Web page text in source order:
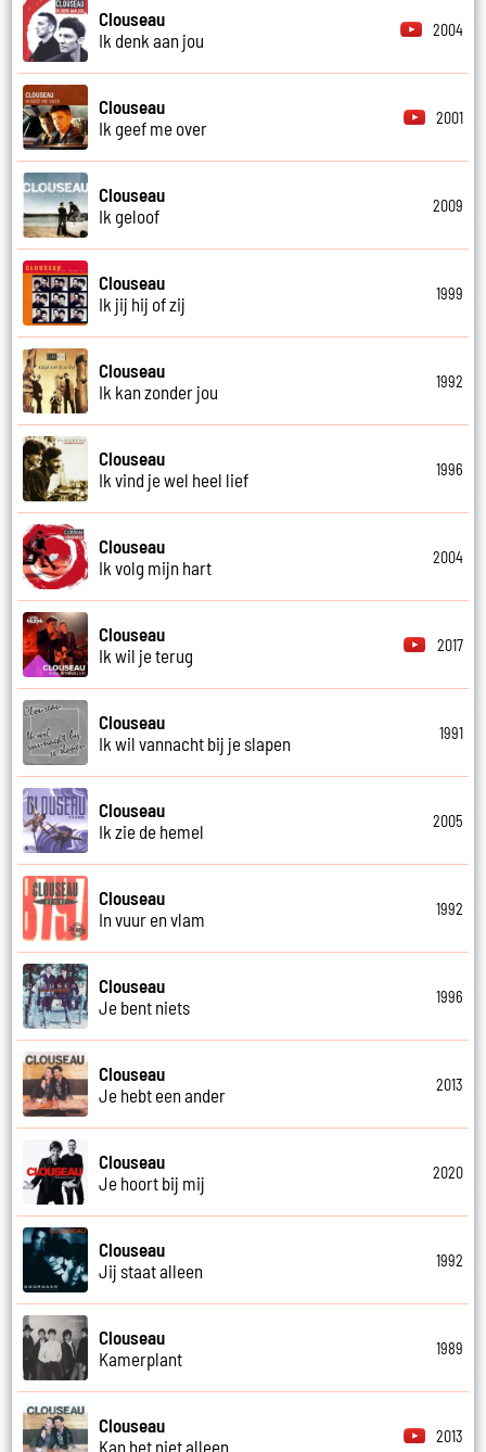
Clouseau
Ik denk aan jou
2004
Clouseau
Ik geef me over
2001
Clouseau
Ik geloof
2009
Clouseau
Ik jij hij of zij
1999
Clouseau
Ik kan zonder jou
1992
Clouseau
Ik vind je wel heel lief
1996
Clouseau
Ik volg mijn hart
2004
Clouseau
Ik wil je terug
2017
Clouseau
Ik wil vannacht bij je slapen
1991
Clouseau
Ik zie de hemel
2005
Clouseau
In vuur en vlam
1992
Clouseau
Je bent niets
1996
Clouseau
Je hebt een ander
2013
Clouseau
Je hoort bij mij
2020
Clouseau
Jij staat alleen
1992
Clouseau
Kamerplant
1989
Clouseau
Kan het niet alleen
2013